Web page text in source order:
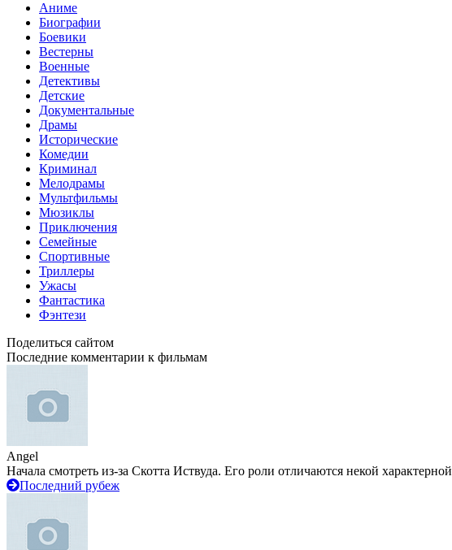
Аниме
Биографии
Боевики
Вестерны
Военные
Детективы
Детские
Документальные
Драмы
Исторические
Комедии
Криминал
Мелодрамы
Мультфильмы
Мюзиклы
Приключения
Семейные
Спортивные
Триллеры
Ужасы
Фантастика
Фэнтези
Поделиться сайтом
Последние комментарии к фильмам
Angel
Начала смотреть из-за Скотта Иствуда. Его роли отличаются некой характерной
Последний рубеж